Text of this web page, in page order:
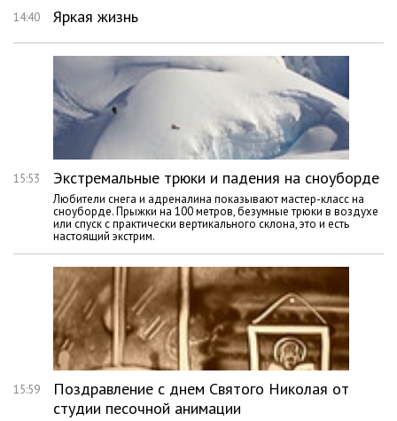
14:40 Яркая жизнь
15:53 Экстремальные трюки и падения на сноуборде
Любители снега и адреналина показывают мастер-класс на
сноуборде. Прыжки на 100 метров, безумные трюки в воздухе
или спуск с практически вертикального склона, это и есть
настоящий экстрим.
15:59
Поздравление с днем Святого Николая от
студии песочной анимации